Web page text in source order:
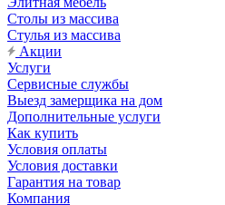
Столы из массива
Стулья из массива
Акции
Услуги
Сервисные службы
Выезд замерщика на дом
Дополнительные услуги
Как купить
Условия оплаты
Условия доставки
Гарантия на товар
Компания